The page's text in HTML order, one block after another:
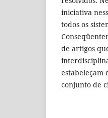
iniciativa
todos os
de artigos
estabeleçam
conjunto de